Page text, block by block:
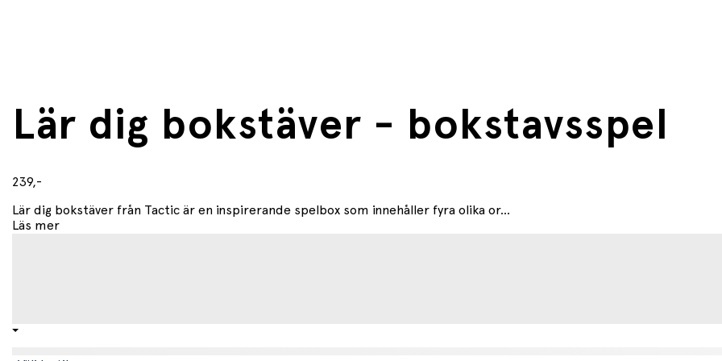
Lär dig bokstäver - bokstavsspel
239,-
Lär dig bokstäver från Tactic är en inspirerande spelbox som innehåller fyra olika or...
Läs mer